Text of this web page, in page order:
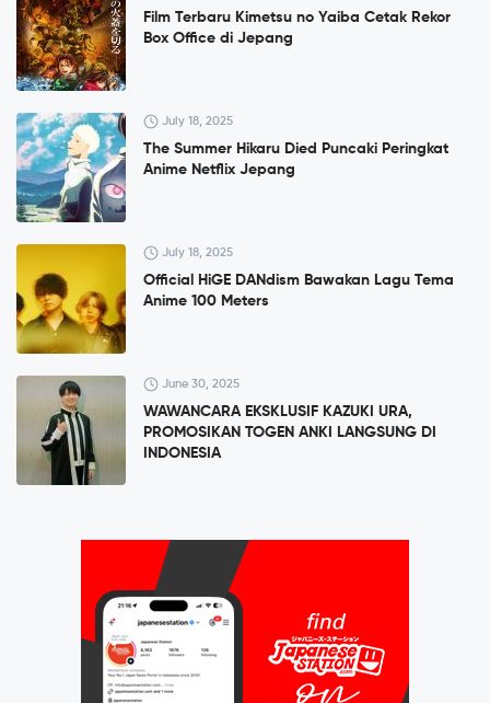
Film Terbaru Kimetsu no Yaiba Cetak Rekor
Box Office di Jepang
July 18, 2025
The Summer Hikaru Died Puncaki Peringkat
Anime Netflix Jepang
July 18, 2025
Official HiGE DANdism Bawakan Lagu Tema
Anime 100 Meters
June 30, 2025
WAWANCARA EKSKLUSIF KAZUKI URA,
PROMOSIKAN TOGEN ANKI LANGSUNG DI
INDONESIA